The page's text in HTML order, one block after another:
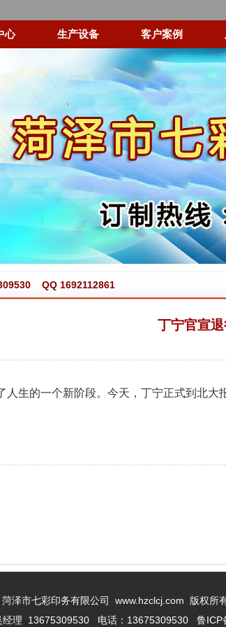
心 生产设备 客户案例
QQ 1692112861
丁宁官宣退
生的一个新阶段。今天，丁宁正式到北
菏泽市七彩印务有限公司 www.hzclcj.com 版权所
经理 13675309530 电话：13675309530 鲁ICP